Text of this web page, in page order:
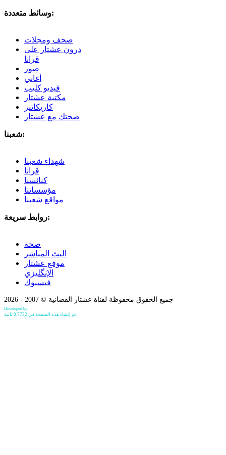
وسائط متعددة:
صحف ومجلات
درون عشتار على
قرانا
صور
أغاني
فيديو كليب
مكتبة عشتار
كاريكاتير
صحتك مع عشتار
شعبنا:
شهداء شعبنا
قرانا
كنائسنا
مؤسساتنا
مواقع شعبنا
روابط سريعة:
صحة
البث المباشر
موقع عشتار
الإنگليزي
فيسبوك
جميع الحقوق محفوظة لقناة عشتار الفضائية © 2007 - 2026
Developed by:
تم إنشاء هذه الصفحة في 0.7732 ثانية